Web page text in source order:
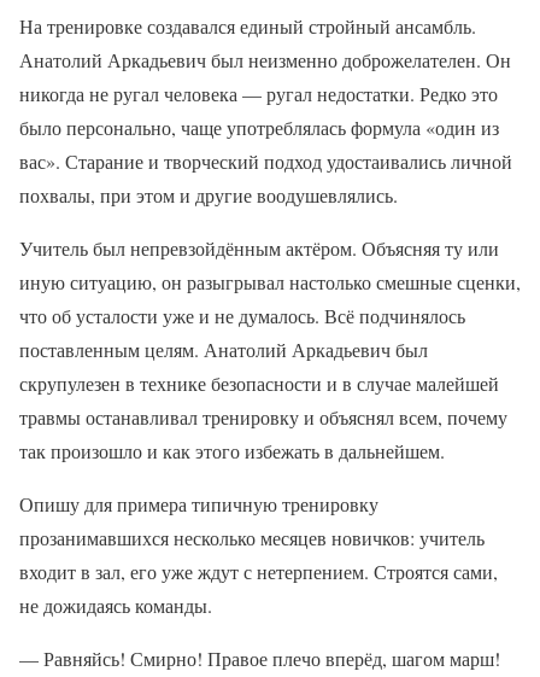
На тренировке создавался единый стройный ансамбль.
Анатолий Аркадьевич был неизменно доброжелателен. Он
никогда не ругал человека — ругал недостатки. Редко это
было персонально, чаще употреблялась формула «один из
вас». Старание и творческий подход удостаивались личной
похвалы, при этом и другие воодушевлялись.
Учитель был непревзойдённым актёром. Объясняя ту или
иную ситуацию, он разыгрывал настолько смешные сценки,
что об усталости уже и не думалось. Всё подчинялось
поставленным целям. Анатолий Аркадьевич был
скрупулезен в технике безопасности и в случае малейшей
травмы останавливал тренировку и объяснял всем, почему
так произошло и как этого избежать в дальнейшем.
Опишу для примера типичную тренировку
прозанимавшихся несколько месяцев новичков: учитель
входит в зал, его уже ждут с нетерпением. Строятся сами,
не дожидаясь команды.
— Равняйсь! Смирно! Правое плечо вперёд, шагом марш!